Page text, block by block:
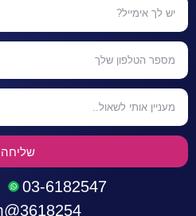
שליחה
03-6182547
3618254@gmail.com